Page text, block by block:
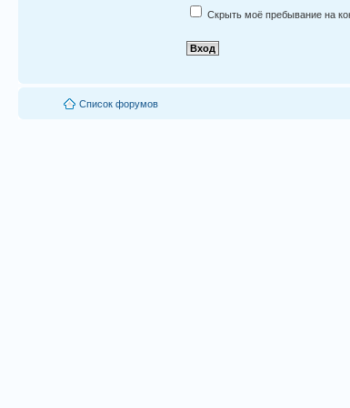
Скрыть моё пребывание на
Список форумов